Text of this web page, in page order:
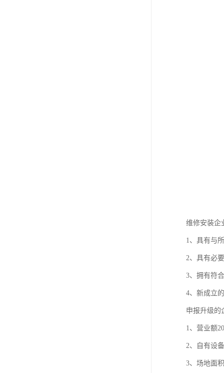
维修安装企
1、具有与
2、具有必
3、拥有符
4、新成立
申报升级的
1、营业额
2、自有设
3、场地面